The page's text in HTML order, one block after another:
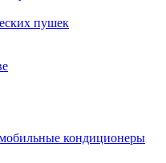
пушек
кондиционеры